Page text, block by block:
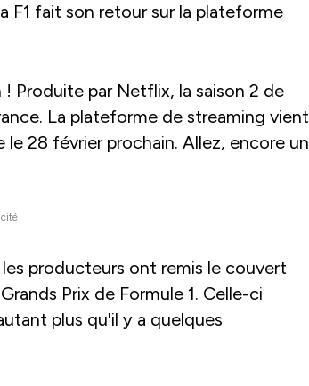
F1 fait son retour sur la plateforme
Produite par Netflix, la saison 2 de
La plateforme de streaming vient
28 février prochain. Allez, encore un
producteurs ont remis le couvert
Prix de Formule 1. Celle-ci
plus qu'il y a quelques